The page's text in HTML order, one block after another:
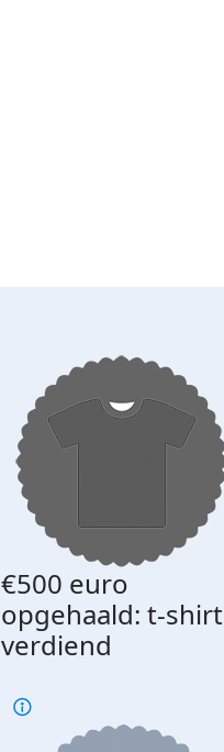
€500 euro
opgehaald: t-shirt
verdiend